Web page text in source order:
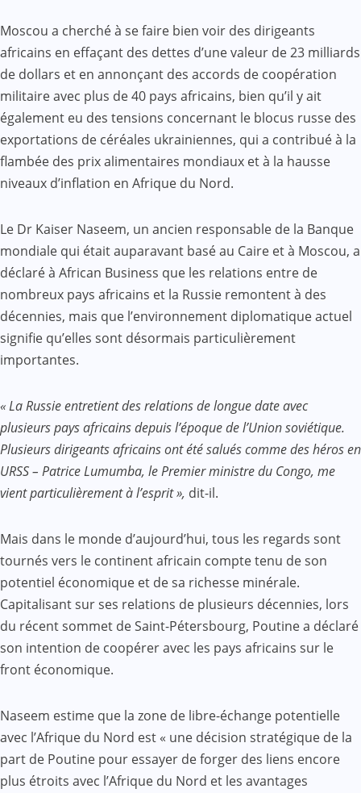
Moscou a cherché à se faire bien voir des dirigeants
africains en effaçant des dettes d’une valeur de 23 milliards
de dollars et en annonçant des accords de coopération
militaire avec plus de 40 pays africains, bien qu’il y ait
également eu des tensions concernant le blocus russe des
exportations de céréales ukrainiennes, qui a contribué à la
flambée des prix alimentaires mondiaux et à la hausse
niveaux d’inflation en Afrique du Nord.
Le Dr Kaiser Naseem, un ancien responsable de la Banque
mondiale qui était auparavant basé au Caire et à Moscou, a
déclaré à African Business que les relations entre de
nombreux pays africains et la Russie remontent à des
décennies, mais que l’environnement diplomatique actuel
signifie qu’elles sont désormais particulièrement
importantes.
« La Russie entretient des relations de longue date avec
plusieurs pays africains depuis l’époque de l’Union soviétique.
Plusieurs dirigeants africains ont été salués comme des héros en
URSS – Patrice Lumumba, le Premier ministre du Congo, me
vient particulièrement à l’esprit », dit-il.
Mais dans le monde d’aujourd’hui, tous les regards sont
tournés vers le continent africain compte tenu de son
potentiel économique et de sa richesse minérale.
Capitalisant sur ses relations de plusieurs décennies, lors
du récent sommet de Saint-Pétersbourg, Poutine a déclaré
son intention de coopérer avec les pays africains sur le
front économique.
Naseem estime que la zone de libre-échange potentielle
avec l’Afrique du Nord est « une décision stratégique de la
part de Poutine pour essayer de forger des liens encore
plus étroits avec l’Afrique du Nord et les avantages